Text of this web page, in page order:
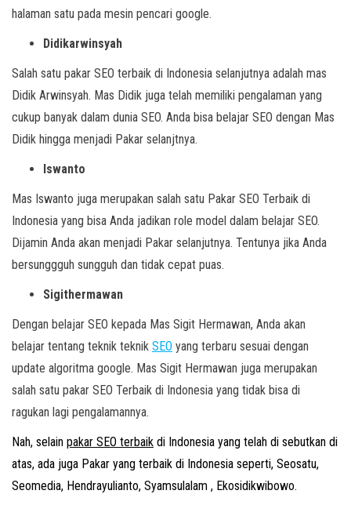
halaman satu pada mesin pencari google.
Didikarwinsyah
Salah satu pakar SEO terbaik di Indonesia selanjutnya adalah mas
Didik Arwinsyah. Mas Didik juga telah memiliki pengalaman yang
cukup banyak dalam dunia SEO. Anda bisa belajar SEO dengan Mas
Didik hingga menjadi Pakar selanjtnya.
Iswanto
Mas Iswanto juga merupakan salah satu Pakar SEO Terbaik di
Indonesia yang bisa Anda jadikan role model dalam belajar SEO.
Dijamin Anda akan menjadi Pakar selanjutnya. Tentunya jika Anda
bersunggguh sungguh dan tidak cepat puas.
Sigithermawan
Dengan belajar SEO kepada Mas Sigit Hermawan, Anda akan
belajar tentang teknik teknik SEO yang terbaru sesuai dengan
update algoritma google. Mas Sigit Hermawan juga merupakan
salah satu pakar SEO Terbaik di Indonesia yang tidak bisa di
ragukan lagi pengalamannya.
Nah, selain pakar SEO terbaik di Indonesia yang telah di sebutkan di
atas, ada juga Pakar yang terbaik di Indonesia seperti, Seosatu,
Seomedia, Hendrayulianto, Syamsulalam , Ekosidikwibowo.